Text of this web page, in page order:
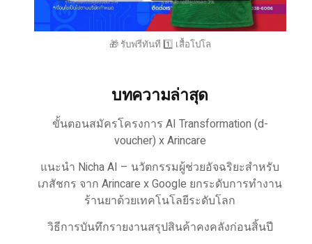
🎁 รับฟรีทันที 1️⃣ เสื้อโปโล
บทความล่าสุด
ขั้นตอนสมัครโครงการ AI Transformation (d-
voucher) x Arincare
แนะนำ Nicha AI – นวัตกรรมผู้ช่วยอัจฉริยะสำหรับ
เภสัชกร จาก Arincare x Google ยกระดับการทำงาน
ร้านยาด้วยเทคโนโลยีระดับโลก
วิธีการบันทึกรายงานสรุปสินค้าคงคลังก่อนสิ้นปี